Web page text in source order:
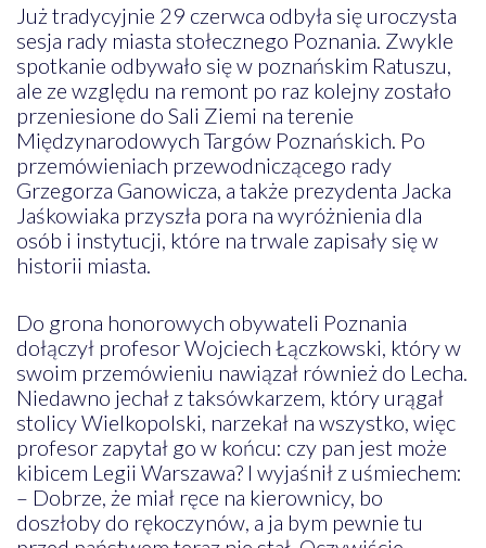
Już tradycyjnie 29 czerwca odbyła się uroczysta
sesja rady miasta stołecznego Poznania. Zwykle
spotkanie odbywało się w poznańskim Ratuszu,
ale ze względu na remont po raz kolejny zostało
przeniesione do Sali Ziemi na terenie
Międzynarodowych Targów Poznańskich. Po
przemówieniach przewodniczącego rady
Grzegorza Ganowicza, a także prezydenta Jacka
Jaśkowiaka przyszła pora na wyróżnienia dla
osób i instytucji, które na trwale zapisały się w
historii miasta.
Do grona honorowych obywateli Poznania
dołączył profesor Wojciech Łączkowski, który w
swoim przemówieniu nawiązał również do Lecha.
Niedawno jechał z taksówkarzem, który urągał
stolicy Wielkopolski, narzekał na wszystko, więc
profesor zapytał go w końcu: czy pan jest może
kibicem Legii Warszawa? I wyjaśnił z uśmiechem:
– Dobrze, że miał ręce na kierownicy, bo
doszłoby do rękoczynów, a ja bym pewnie tu